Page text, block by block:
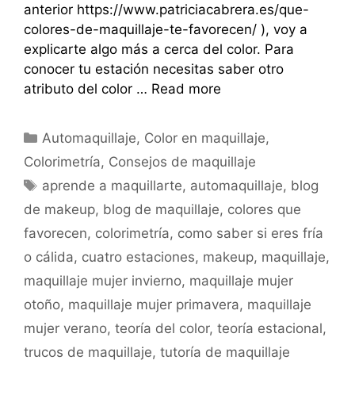
anterior https://www.patriciacabrera.es/que-
colores-de-maquillaje-te-favorecen/ ), voy a
explicarte algo más a cerca del color. Para
conocer tu estación necesitas saber otro
atributo del color … Read more
Automaquillaje, Color en maquillaje,
Colorimetría, Consejos de maquillaje
aprende a maquillarte, automaquillaje, blog
de makeup, blog de maquillaje, colores que
favorecen, colorimetría, como saber si eres fría
o cálida, cuatro estaciones, makeup, maquillaje,
maquillaje mujer invierno, maquillaje mujer
otoño, maquillaje mujer primavera, maquillaje
mujer verano, teoría del color, teoría estacional,
trucos de maquillaje, tutoría de maquillaje